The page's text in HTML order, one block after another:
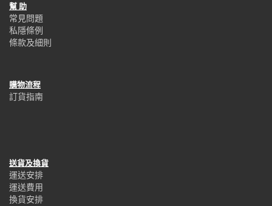
幫 助
常見問題
私隱條例
條款及細則
購物流程
訂貨指南
送貨及換貨
運送安排
運送費用
換貨安排